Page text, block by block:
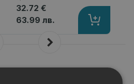
32.72 €
63.99 лв.